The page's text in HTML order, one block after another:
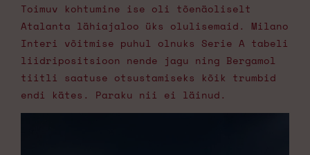
Toimuv kohtumine ise oli tõenäoliselt
Atalanta lähiajaloo üks olulisemaid. Milano
Interi võitmise puhul olnuks Serie A tabeli
liidripositsioon nende jagu ning Bergamol
tiitli saatuse otsustamiseks kõik trumbid
endi kätes. Paraku nii ei läinud.